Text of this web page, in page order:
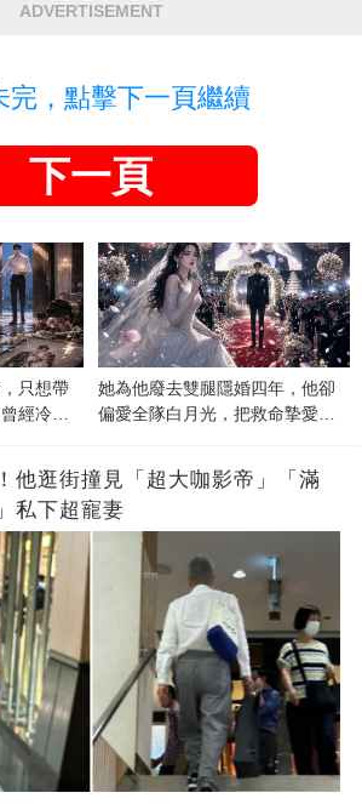
ADVERTISEMENT
完，點擊下一頁繼續
下一頁
只想帶
經冷漠
她為他廢去雙腿隱婚四年，他卻
偏愛全隊白月光，把救命摯愛當
他逛街撞見「超大咖影帝」「滿
私下超寵妻